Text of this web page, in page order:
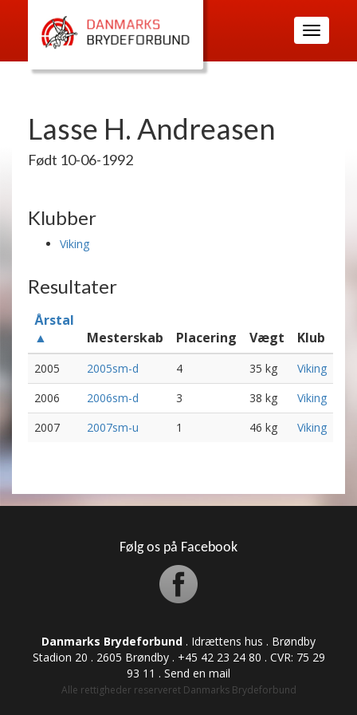
Toggle
navigation
Lasse H. Andreasen
Født 10-06-1992
Klubber
Viking
Resultater
Årstal
▲
Mesterskab Placering Vægt Klub
2005 2005sm-d 4 35 kg
Viking
2006
2006sm-d 3 38 kg
Viking
2007
2007sm-u 1 46 kg Viking
Følg os på Facebook
Danmarks Brydeforbund . Idrættens hus . Brøndby
Stadion 20 . 2605 Brøndby . +45 42 23 24 80 . CVR: ​​​​​​75 29
93 11 . Send en mail
Alle rettigheder reserveret Danmarks Brydeforbund